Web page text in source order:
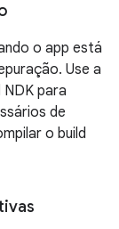
o app está
Use a
para
de
o build